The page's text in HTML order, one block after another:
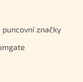
puncovní značky